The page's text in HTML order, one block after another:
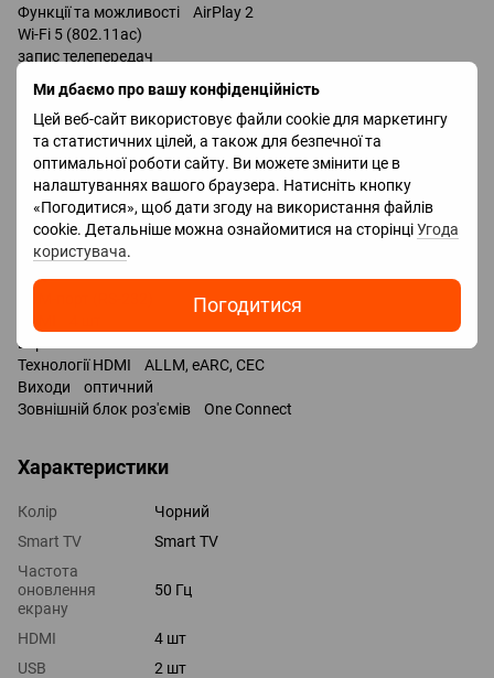
Ми дбаємо про вашу конфіденційність
Цей веб-сайт використовує файли cookie для маркетингу
та статистичних цілей, а також для безпечної та
оптимальної роботи сайту. Ви можете змінити це в
налаштуваннях вашого браузера. Натисніть кнопку
«Погодитися», щоб дати згоду на використання файлів
cookie. Детальніше можна ознайомитися на сторінціУгода
користувача.
Погодитися
Функції та можливості AirPlay 2
Wi-Fi 5 (802.11ac)
запис телепередач
Bluetooth v 5.2
підтримка DLNA
керування голосом
Amazon Alexa
Google Assistant / сумісність /
Bixby
Роз'єми
Входи USB 2 шт / 2x USB-A /
LAN
HDMI 4 шт
Версія HDMI v 2.0
Технології HDMI ALLM, eARC, CEC
Виходи оптичний
Зовнішній блок роз'ємів One Connect
Характеристики
Колір
Чорний
Smart TV
Smart TV
Частота
оновлення
екрану
50 Гц
HDMI
4 шт
USB
2 шт